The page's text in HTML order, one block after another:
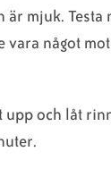
är mjuk. Testa
vara något
upp och låt